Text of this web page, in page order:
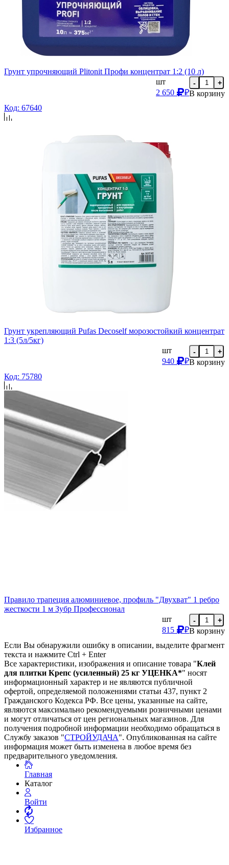
Грунт упрочняющий Plitonit Профи концентрат 1:2 (10 л)
шт
2 650
₽
- +
В корзину
Код: 67640
Грунт укрепляющий Pufas Decoself морозостойкий концентрат
1:3 (5л/5кг)
шт
940
₽
- +
В корзину
Код: 75780
Правило трапеция алюминиевое, профиль "Двухват" 1 ребро
жесткости 1 м Зубр Профессионал
шт
815
₽
- +
В корзину
Если Вы обнаружили ошибку в описании, выделите фрагмент
текста и нажмите Ctrl + Enter
Все характеристики, изображения и описание товара "Клей
для плитки Крепс (усиленный) 25 кг УЦЕНКА*" носят
информационный характер и не являются публичной
офертой, определяемой положениями статьи 437, пункт 2
Гражданского Кодекса РФ. Все цены, указанные на сайте,
являются максимально рекомендуемыми розничными ценами
и могут отличаться от цен региональных магазинов. Для
получения подробной информации необходимо обращаться в
Службу заказов "СТРОЙУДАЧА". Опубликованная на сайте
информация может быть изменена в любое время без
предварительного уведомления.
Главная
Каталог
Войти
Избранное